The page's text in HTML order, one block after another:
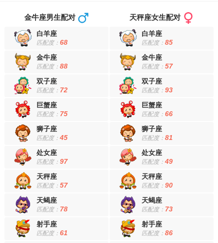
金牛座男生配对
白羊座
匹配度： 68
金牛座
匹配度： 88
双子座
匹配度： 72
巨蟹座
匹配度： 75
狮子座
匹配度： 45
处女座
匹配度： 97
天秤座
匹配度： 57
天蝎座
匹配度： 78
射手座
匹配度： 61
天秤座女生配对
白羊座
匹配度： 85
金牛座
匹配度： 57
双子座
匹配度： 93
巨蟹座
匹配度： 66
狮子座
匹配度： 81
处女座
匹配度： 49
天秤座
匹配度： 90
天蝎座
匹配度： 73
射手座
匹配度： 86